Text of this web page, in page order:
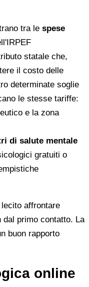
tra le spese
statale che,
il costo delle
determinate soglie
le stesse tariffe:
e la zona
di salute mentale
gratuiti o
affrontare
primo contatto. La
buon rapporto
online